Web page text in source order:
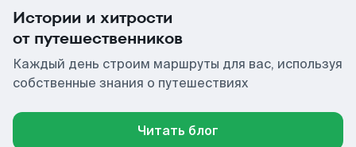
Истории и хитрости
от путешественников
Каждый день строим маршруты для вас, используя
собственные знания о путешествиях
Читать блог